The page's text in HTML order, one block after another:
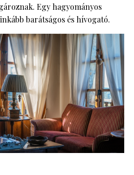
Egy hagyományos
barátságos és hívogató.